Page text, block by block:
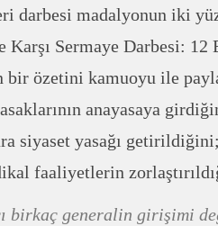
darbesi madalyonun iki
Karşı Sermaye Darbesi:
bir özetini kamuoyu ile
anayasaya
siyaset yasağı
faaliyetlerin
birkaç generalin girişimi